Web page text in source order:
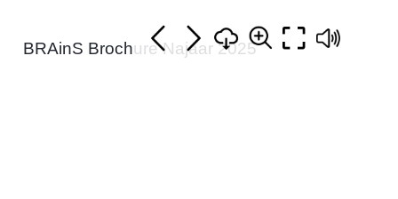
BRAinS Brochure Najaar 2025